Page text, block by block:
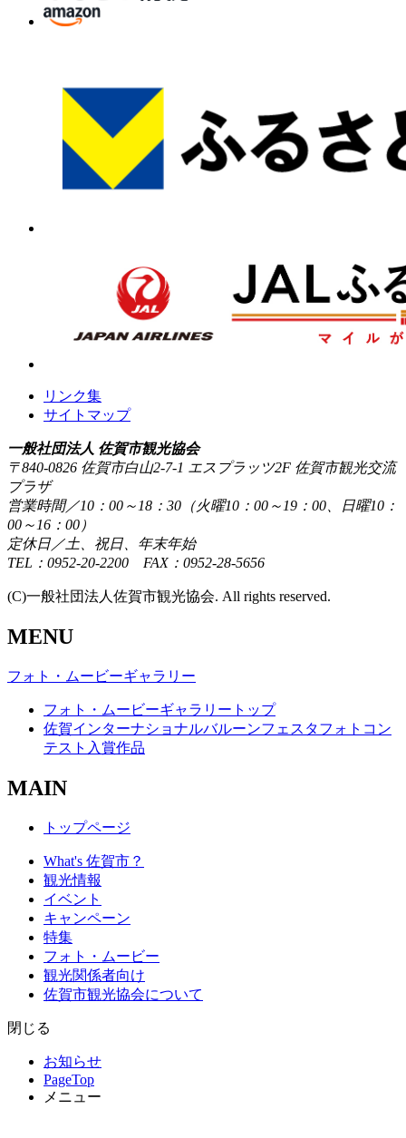
リンク集
サイトマップ
一般社団法人 佐賀市観光協会
〒840-0826 佐賀市白山2-7-1 エスプラッツ2F 佐賀市観光交流
プラザ
営業時間／10：00～18：30（火曜10：00～19：00、日曜10：
00～16：00）
定休日／土、祝日、年末年始
TEL：0952-20-2200 FAX：0952-28-5656
(C)一般社団法人佐賀市観光協会. All rights reserved.
MENU
フォト・ムービーギャラリー
フォト・ムービーギャラリートップ
佐賀インターナショナルバルーンフェスタフォトコン
テスト入賞作品
MAIN
トップページ
What's 佐賀市？
観光情報
イベント
キャンペーン
特集
フォト・ムービー
観光関係者向け
佐賀市観光協会について
閉じる
お知らせ
PageTop
メニュー